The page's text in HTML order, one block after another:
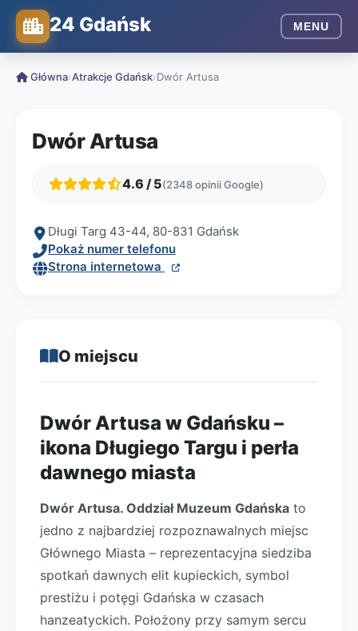
24 Gdańsk MENU
Główna›Atrakcje Gdańsk›Dwór Artusa
Dwór Artusa
4.6 / 5(2348 opinii Google)
Długi Targ 43-44, 80-831 Gdańsk
Pokaż numer telefonu
Strona internetowa
O miejscu
Dwór Artusa w Gdańsku –
ikona Długiego Targu i perła
dawnego miasta
Dwór Artusa. Oddział Muzeum Gdańska to
jedno z najbardziej rozpoznawalnych miejsc
Głównego Miasta – reprezentacyjna siedziba
spotkań dawnych elit kupieckich, symbol
prestiżu i potęgi Gdańska w czasach
hanzeatyckich. Położony przy samym sercu